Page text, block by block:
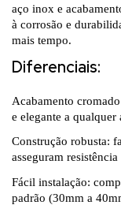
aço inox e
à corrosão e
mais tempo.
Diferenciais:
Acabamento
e elegante a qualquer
Construção robusta:
asseguram
Fácil instalação:
padrão (30mm a